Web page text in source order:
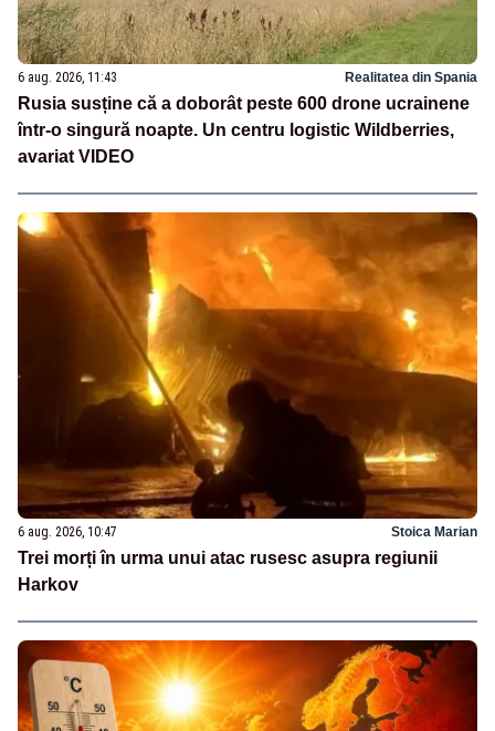
6 aug. 2026, 11:43 Realitatea din Spania
Rusia susține că a doborât peste 600 drone ucrainene
într-o singură noapte. Un centru logistic Wildberries,
avariat VIDEO
6 aug. 2026, 10:47 Stoica Marian
Trei morți în urma unui atac rusesc asupra regiunii
Harkov